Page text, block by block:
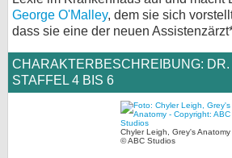
George O'Malley, dem sie sich
dass sie eine der neuen
CHARAKTERBESCHREIBUNG: DR.
STAFFEL 4 BIS 6
Chyler Leigh, Grey's Anatomy
© ABC Studios
Impressum
Desktop-
myFanbase